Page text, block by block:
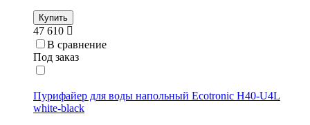
Купить
47 610
В сравнение
Под заказ
Пурифайер для воды напольный Ecotronic H40-U4L
white-black